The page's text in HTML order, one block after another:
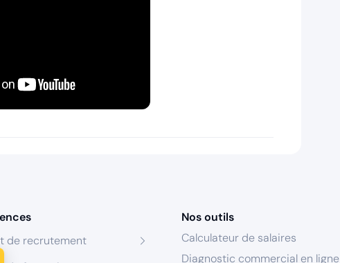
de recrutement
Nos outils
Calculateur de salaires
Diagnostic commercial en ligne